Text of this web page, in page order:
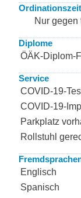
Nur
Diplome
ÖÄK-Diplom-
Service
COVID-19-
COVID-19-
Parkplatz
Rollstuhl
Englisch
Spanisch